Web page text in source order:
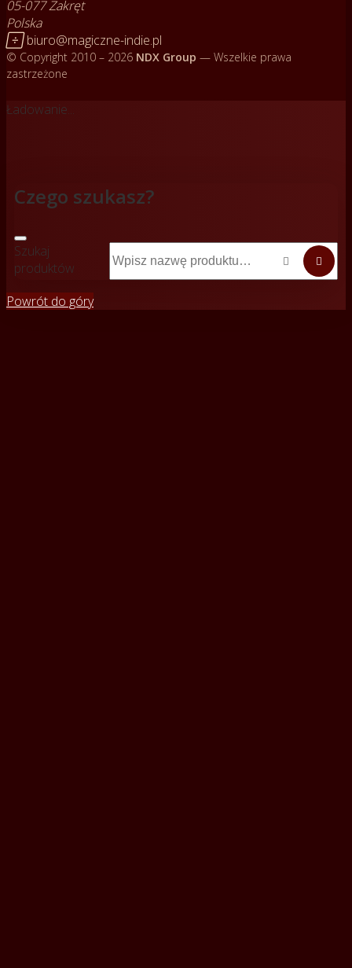
05-077 Zakręt
Polska
 biuro@magiczne-indie.pl
© Copyright 2010 – 2026 NDX Group — Wszelkie prawa
zastrzeżone
Ładowanie...
Czego szukasz?
Szukaj
produktów
 
Powrót do góry